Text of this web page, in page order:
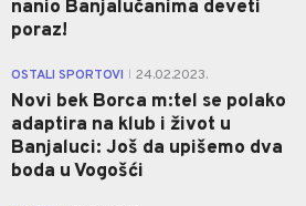
nanio Banjalučanima deveti
poraz!
OSTALI SPORTOVI 24.02.2023.
Novi bek Borca m:tel se polako
adaptira na klub i život u
Banjaluci: Još da upišemo dva
boda u Vogošći